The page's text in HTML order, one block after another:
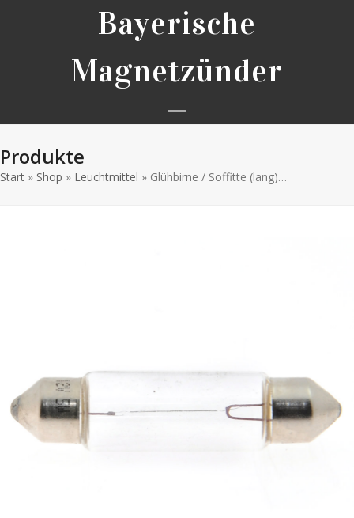
Bayerische
Magnetzünder
Open
menu
Close
menu
Produkte
Start » Shop » Leuchtmittel » Glühbirne / Soffitte (lang)…